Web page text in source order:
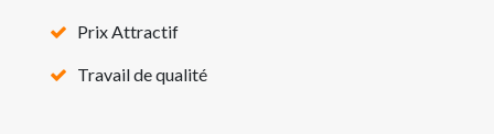
Prix Attractif
Travail de qualité